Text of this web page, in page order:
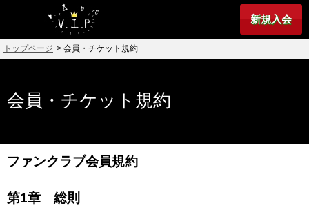
新規入会
トップページ > 会員・チケット規約
会員・チケット規約
ファンクラブ会員規約
第1章 総則